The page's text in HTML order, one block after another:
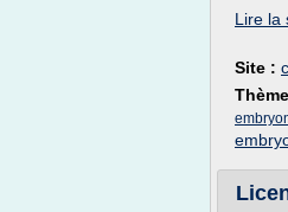
Lire la
Site :